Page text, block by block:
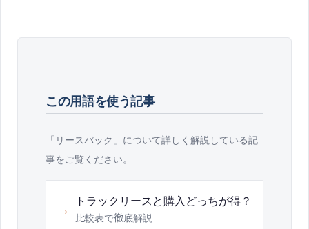
この用語を使う記事
「 リースバック 」について詳しく解説している記
事をご覧ください。
→
トラックリースと購入どっちが得？
比較表で徹底解説